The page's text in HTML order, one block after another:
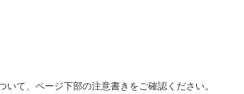
て、ページ下部の注意書きをご確認ください。